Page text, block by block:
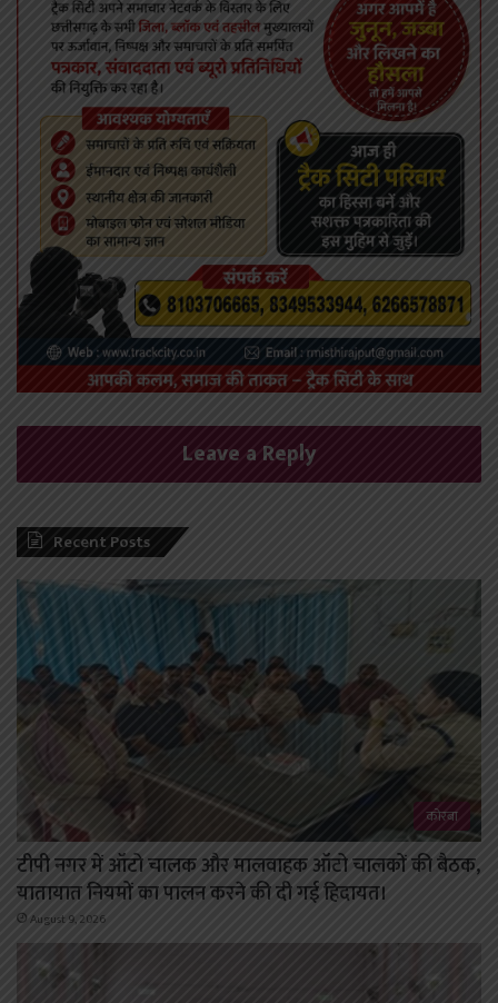
Leave a Reply
Recent Posts
कोरबा
टीपी नगर में ऑटो चालक और मालवाहक ऑटो चालकों की बैठक,
यातायात नियमों का पालन करने की दी गई हिदायत।
August 9, 2026